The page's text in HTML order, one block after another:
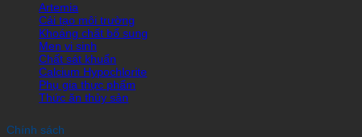
Artemia
Cải tạo môi trường
Khoáng chất bổ sung
Men vi sinh
Chất sát khuẩn
Calcium Hypochlorite
Phụ gia thực phẩm
Thức ăn thủy sản
Chính sách